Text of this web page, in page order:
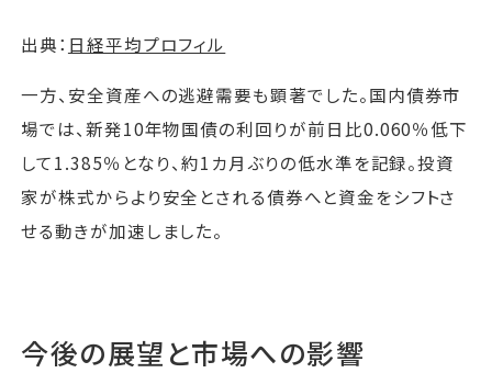
出典： 日経平均プロフィル
一方、安全資産への逃避需要も顕著でした。国内債券市
場では、新発10年物国債の利回りが前日比0.060％低下
して1.385％となり、約1カ月ぶりの低水準を記録。投資
家が株式からより安全とされる債券へと資金をシフトさ
せる動きが加速しました。
今後の展望と市場への影響